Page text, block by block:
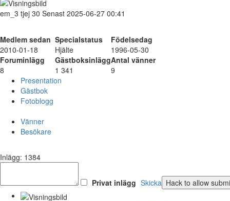
em_3 tjej 30 Senast 2025-06-27 00:41
Medlem sedan Specialstatus
Födelsedag
2010-01-18
Hjälte
1996-05-30
Foruminlägg
GästboksinläggAntal vänner
8
1 341
9
Presentation
Gästbok
Fotoblogg
Vänner
Besökare
Inlägg: 1384
Privat inlägg Skicka